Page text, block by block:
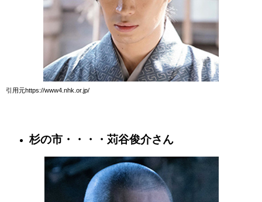
引用元https://www4.nhk.or.jp/
杉の市・・・・苅谷俊介さん